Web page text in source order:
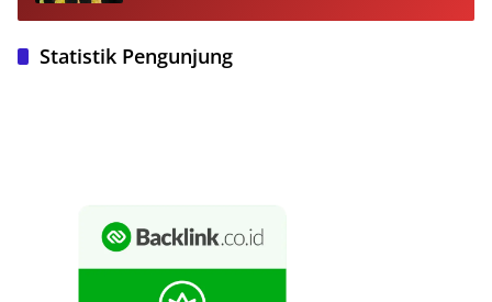
Statistik Pengunjung